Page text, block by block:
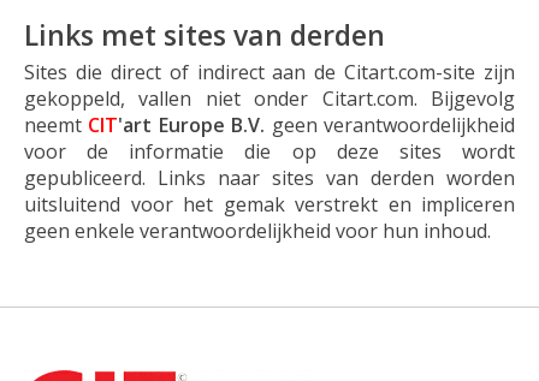
Links met sites van derden
Sites die direct of indirect aan de Citart.com-site zijn
gekoppeld, vallen niet onder Citart.com. Bijgevolg
neemt CIT'art Europe B.V. geen verantwoordelijkheid
voor de informatie die op deze sites wordt
gepubliceerd. Links naar sites van derden worden
uitsluitend voor het gemak verstrekt en impliceren
geen enkele verantwoordelijkheid voor hun inhoud.